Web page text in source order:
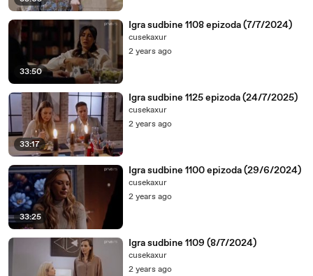
07:46
-♪♪
07:56
-♪♪
08:06
-♪♪
08:16
-♪♪
08:26
-♪♪
08:36
-♪♪
08:46
-♪♪
08:56
-♪♪
09:06
-♪♪
09:16
-♪♪
09:26
-♪♪
-♪♪
09:46
33:50
Igra sudbine 1108 epizoda (7/7/2024)
cusekaxur
2 years ago
33:17
Igra sudbine 1125 epizoda (24/7/2025)
cusekaxur
2 years ago
33:25
Igra sudbine 1100 epizoda (29/6/2024)
cusekaxur
2 years ago
Igra sudbine 1109 (8/7/2024)
cusekaxur
2 years ago